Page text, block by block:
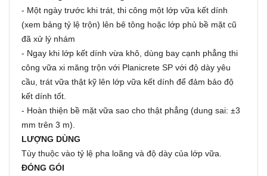
- Một ngày trước khi trát, thi công một lớp vữa kết dính
(xem bảng tỷ lệ trộn) lên bê tông hoặc lớp phủ bề mặt cũ
đã xử lý nhám
- Ngay khi lớp kết dính vừa khô, dùng bay cạnh phẳng thi
công vữa xi măng trộn với Planicrete SP với độ dày yêu
cầu, trát vữa thật kỹ lên lớp vữa kết dính để đảm bảo độ
kết dính tốt.
- Hoàn thiện bề mặt vữa sao cho thật phẳng (dung sai: ±3
mm trên 3 m).
LƯỢNG DÙNG
Tùy thuộc vào tỷ lệ pha loãng và độ dày của lớp vữa.
ĐÓNG GÓI